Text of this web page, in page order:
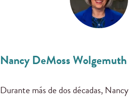
Nancy DeMoss Wolgemuth
Durante más de dos décadas,